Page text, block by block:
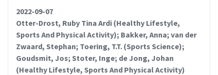
2022-09-07
Otter-Drost, Ruby Tina Ardi (Healthy Lifestyle,
Sports And Physical Activity); Bakker, Anna; van der
Zwaard, Stephan; Toering, T.T. (Sports Science);
Goudsmit, Jos; Stoter, Inge; de Jong, Johan
(Healthy Lifestyle, Sports And Physical Activity)